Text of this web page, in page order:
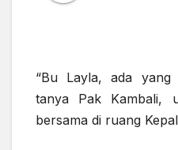
“Bu Layla, ada yang
tanya Pak Kambali,
bersama di ruang